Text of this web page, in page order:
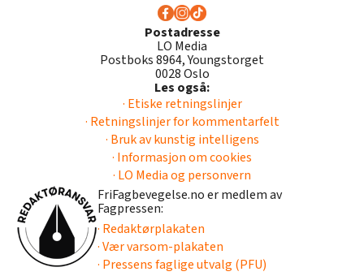
Postadresse
LO Media
Postboks 8964, Youngstorget
0028 Oslo
Les også:
· Etiske retningslinjer
· Retningslinjer for kommentarfelt
· Bruk av kunstig intelligens
· Informasjon om cookies
· LO Media og personvern
FriFagbevegelse.no er medlem av
Fagpressen:
· Redaktørplakaten
· Vær varsom-plakaten
· Pressens faglige utvalg (PFU)